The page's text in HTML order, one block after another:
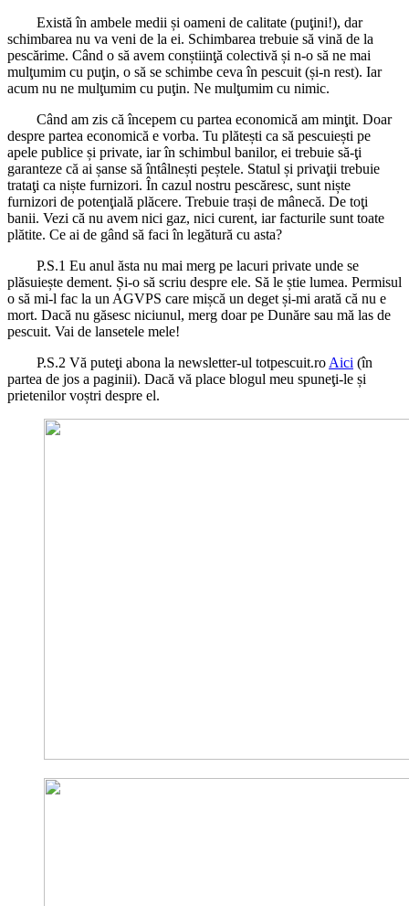
Există în ambele medii și oameni de calitate (puţini!), dar
schimbarea nu va veni de la ei. Schimbarea trebuie să vină de la
pescărime. Când o să avem conștiinţă colectivă și n-o să ne mai
mulţumim cu puţin, o să se schimbe ceva în pescuit (și-n rest). Iar
acum nu ne mulţumim cu puţin. Ne mulţumim cu nimic.
Când am zis că începem cu partea economică am minţit. Doar
despre partea economică e vorba. Tu plătești ca să pescuiești pe
apele publice și private, iar în schimbul banilor, ei trebuie să-ţi
garanteze că ai șanse să întâlnești peștele. Statul și privaţii trebuie
trataţi ca niște furnizori. În cazul nostru pescăresc, sunt niște
furnizori de potenţială plăcere. Trebuie trași de mânecă. De toţi
banii. Vezi că nu avem nici gaz, nici curent, iar facturile sunt toate
plătite. Ce ai de gând să faci în legătură cu asta?
P.S.1 Eu anul ăsta nu mai merg pe lacuri private unde se
plăsuiește dement. Și-o să scriu despre ele. Să le știe lumea. Permisul
o să mi-l fac la un AGVPS care mișcă un deget și-mi arată că nu e
mort. Dacă nu găsesc niciunul, merg doar pe Dunăre sau mă las de
pescuit. Vai de lansetele mele!
P.S.2 Vă puteţi abona la newsletter-ul totpescuit.ro Aici (în
partea de jos a paginii). Dacă vă place blogul meu spuneţi-le și
prietenilor voștri despre el.